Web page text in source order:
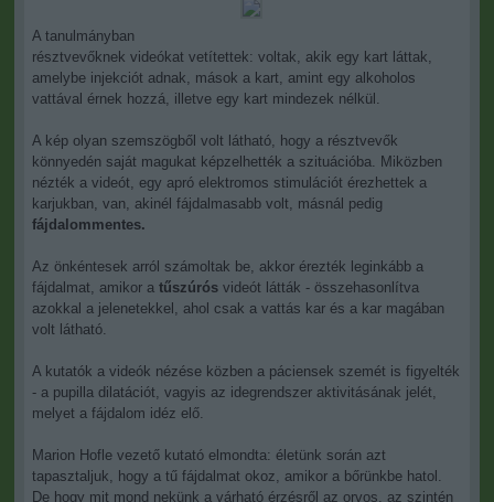
A tanulmányban
résztvevőknek videókat vetítettek: voltak, akik egy kart láttak,
amelybe injekciót adnak, mások a kart, amint egy alkoholos
vattával érnek hozzá, illetve egy kart mindezek nélkül.
A kép olyan szemszögből volt látható, hogy a résztvevők
könnyedén saját magukat képzelhették a szituációba. Miközben
nézték a videót, egy apró elektromos stimulációt érezhettek a
karjukban, van, akinél fájdalmasabb volt, másnál pedig
fájdalommentes.
Az önkéntesek arról számoltak be, akkor érezték leginkább a
fájdalmat, amikor a tűszúrósvideót látták - összehasonlítva
azokkal a jelenetekkel, ahol csak a vattás kar és a kar magában
volt látható.
A kutatók a videók nézése közben a páciensek szemét is figyelték
- a pupilla dilatációt, vagyis az idegrendszer aktivitásának jelét,
melyet a fájdalom idéz elő.
Marion Hofle vezető kutató elmondta: életünk során azt
tapasztaljuk, hogy a tű fájdalmat okoz, amikor a bőrünkbe hatol.
De hogy mit mond nekünk a várható érzésről az orvos, az szintén